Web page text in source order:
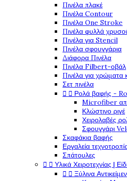
Πινέλα πλακέ
Πινέλα Contour
Πινέλα One Stroke
Πινέλα φυλλά
Πινέλα για Stencil
Πινέλα σφουγγάρια
Διάφορα Πινέλα
Πινέλα Filbert-οβάλ
Πινέλα για χρώματα
Σετ πινέλα
  Ρολά βαφής -
Microfiber από
Κλώστινο ριγέ
Χειρολαβές
Σφουγγάρι
Σκαφάκια βαφής
Εργαλεία
Σπάτουλες
  Υλικά Χειροτεχνίας |
  Ξύλινα